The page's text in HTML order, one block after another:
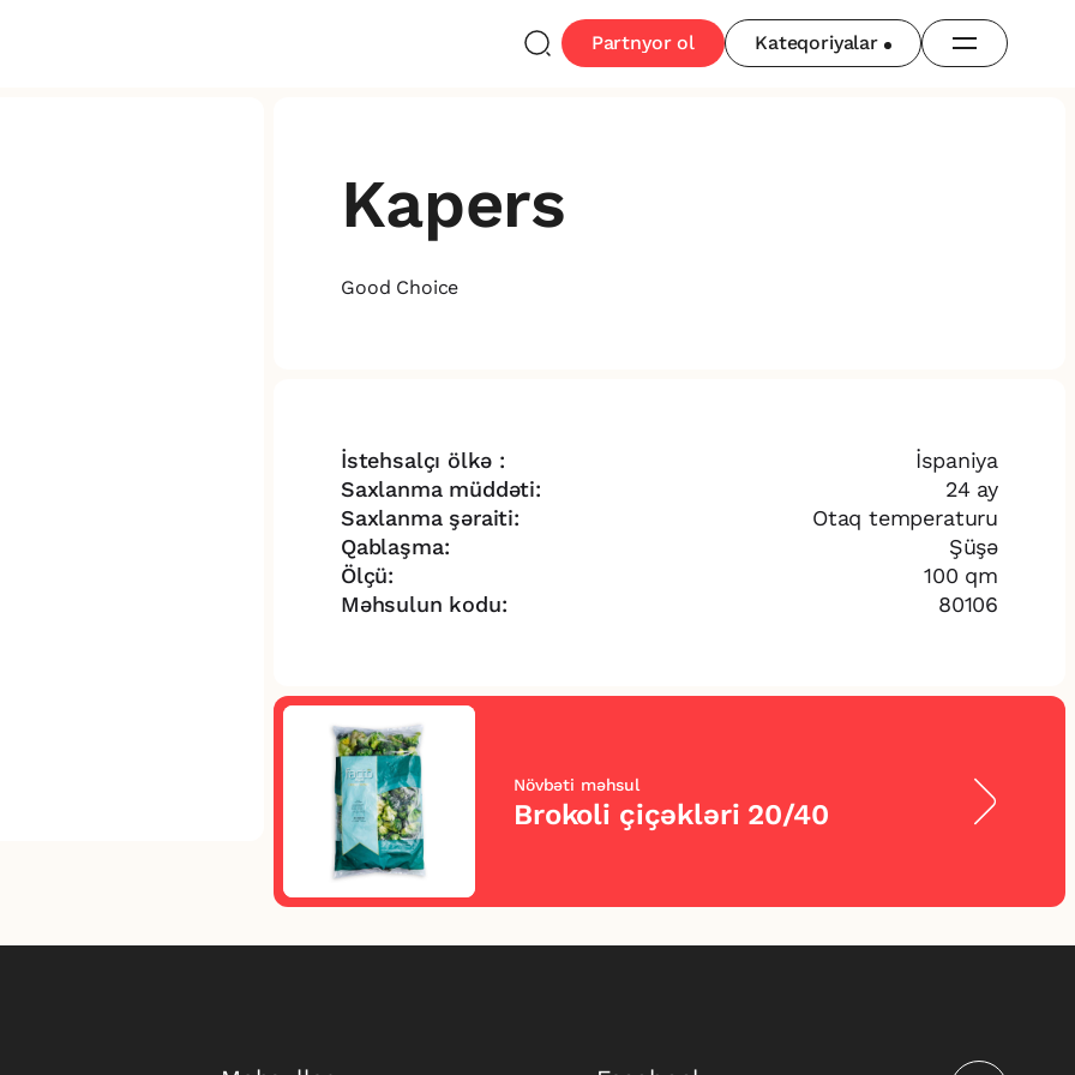
Partnyor ol Kateqoriyalar
Kapers
Good Choice
İstehsalçı ölkə :
İspaniya
Saxlanma müddəti:
24 ay
Saxlanma şəraiti:
Otaq temperaturu
Qablaşma:
Şüşə
Ölçü:
100 qm
Məhsulun kodu:
80106
Növbəti məhsul
Brokoli çiçəkləri 20/40